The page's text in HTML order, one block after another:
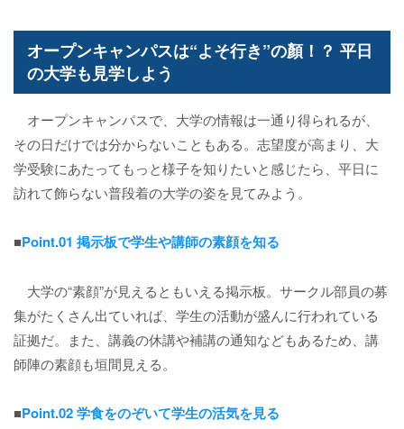
オープンキャンパスは“よそ行き”の顏！？ 平日
の大学も見学しよう
オープンキャンパスで、大学の情報は一通り得られるが、
その日だけでは分からないこともある。志望度が高まり、大
学受験にあたってもっと様子を知りたいと感じたら、平日に
訪れて飾らない普段着の大学の姿を見てみよう。
■Point.01 掲示板で学生や講師の素顔を知る
大学の“素顔”が見えるともいえる掲示板。サークル部員の募
集がたくさん出ていれば、学生の活動が盛んに行われている
証拠だ。また、講義の休講や補講の通知などもあるため、講
師陣の素顔も垣間見える。
■Point.02 学食をのぞいて学生の活気を見る